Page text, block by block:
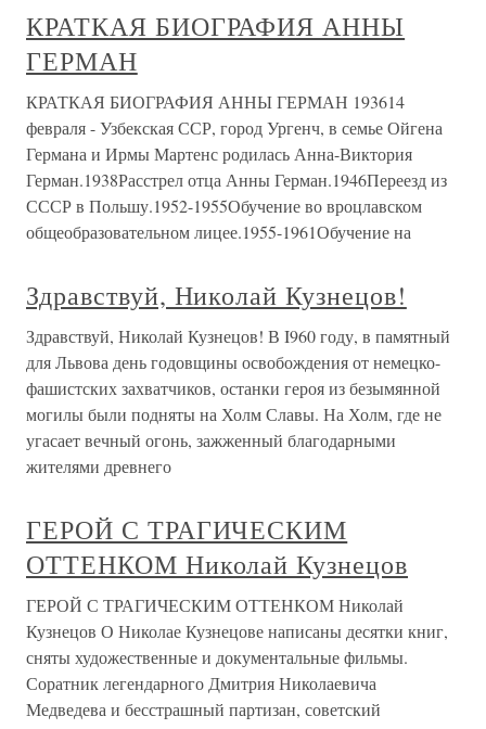
КРАТКАЯ БИОГРАФИЯ АННЫ
ГЕРМАН
КРАТКАЯ БИОГРАФИЯ АННЫ ГЕРМАН 193614
февраля - Узбекская ССР, город Ургенч, в семье Ойгена
Германа и Ирмы Мартенс родилась Анна-Виктория
Герман.1938Расстрел отца Анны Герман.1946Переезд из
СССР в Польшу.1952-1955Обучение во вроцлавском
общеобразовательном лицее.1955-1961Обучение на
Здравствуй, Николай Кузнецов!
Здравствуй, Николай Кузнецов! В I960 году, в памятный
для Львова день годовщины освобождения от немецко-
фашистских захватчиков, останки героя из безымянной
могилы были подняты на Холм Славы. На Холм, где не
угасает вечный огонь, зажженный благодарными
жителями древнего
ГЕРОЙ С ТРАГИЧЕСКИМ
ОТТЕНКОМ Николай Кузнецов
ГЕРОЙ С ТРАГИЧЕСКИМ ОТТЕНКОМ Николай
Кузнецов О Николае Кузнецове написаны десятки книг,
сняты художественные и документальные фильмы.
Соратник легендарного Дмитрия Николаевича
Медведева и бесстрашный партизан, советский